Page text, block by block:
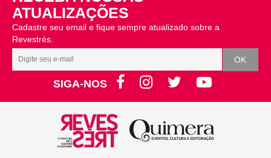
ATUALIZAÇÕES
Cadastre seu email e fique sempre atualizado sobre a
Revestrés.
SIGA-NOS